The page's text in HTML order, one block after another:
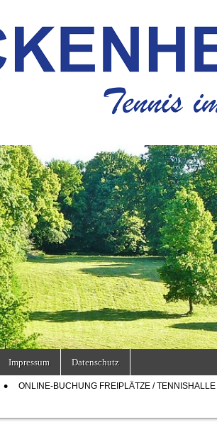
Impressum Datenschutz
ONLINE-BUCHUNG FREIPLÄTZE / TENNISHALLE